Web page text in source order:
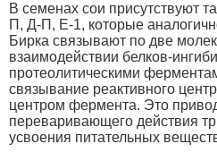
В семенах сои присутствуют
П, Д-П, Е-1, которые
Бирка связывают по две
взаимодействии белков-
протеолитическими
связывание реактивного
центром фермента. Это
переваривающего действия
усвоения питательных